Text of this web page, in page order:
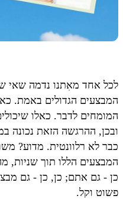
לכל אחד מאִתנו נדמה שאי
המבצעים הגדולים באמת.
המומחים לדבר. כאלו
ובכן, ההרגשה הזאת נכונה
כבר לא רלוונטית. מדוע?
המבצעים הללו תוך שניות,
כן - גם אתם; כן, כן - גם
פשוט וקל.